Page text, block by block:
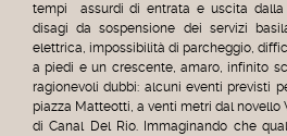
tempi assurdi di entrata e uscita dalla
disagi da sospensione dei servizi
elettrica, impossibilità di parcheggio,
a piedi e un crescente, amaro, infinito
ragionevoli dubbi: alcuni eventi previsti
piazza Matteotti, a venti metri dal novello
di Canal Del Rio. Immaginando che